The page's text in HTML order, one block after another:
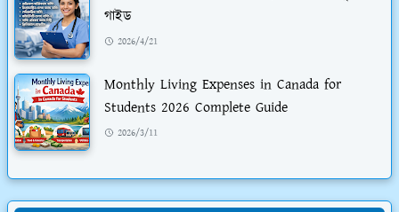
গাইড
2026/4/21
Monthly Living Expenses in Canada for
Students 2026 Complete Guide
2026/3/11